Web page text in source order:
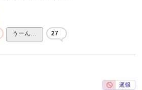
うーん… 27